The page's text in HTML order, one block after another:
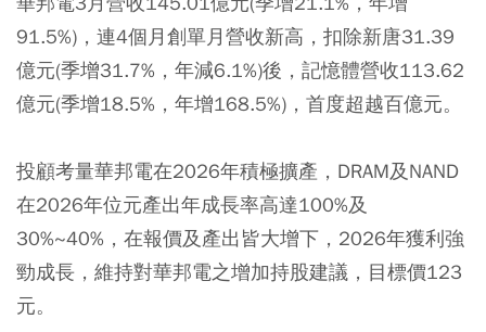
91.5%)，連4個月創單月營收新高，扣除新唐31.39
億元(季增31.7%，年減6.1%)後，記憶體營收113.62
億元(季增18.5%，年增168.5%)，首度超越百億元。
投顧考量華邦電在2026年積極擴產，DRAM及NAND
在2026年位元產出年成長率高達100%及
30%~40%，在報價及產出皆大增下，2026年獲利強
勁成長，維持對華邦電之增加持股建議，目標價123
元。